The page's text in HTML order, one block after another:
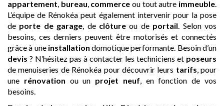
appartement, bureau, commerce ou tout autre immeuble.
L’équipe de Rénokéa peut également intervenir pour la pose
de porte de garage, de clôture ou de portail. Selon vos
besoins, ces derniers peuvent être motorisés et connectés
grâce à une installation domotique performante. Besoin d’un
devis ? N’hésitez pas à contacter les techniciens et poseurs
de menuiseries de Rénokéa pour découvrir leurs tarifs, pour
une rénovation ou un projet neuf, en fonction de vos
besoins.